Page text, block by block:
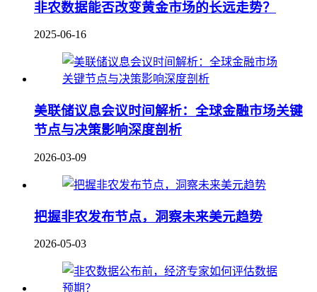
非农数据能否改变黄金市场的长远走势？
2025-06-16
美联储议息会议时间解析：全球金融市场关键
节点与决策影响深度剖析
2026-03-09
把握非农发布节点，洞察未来美元趋势
2026-05-03